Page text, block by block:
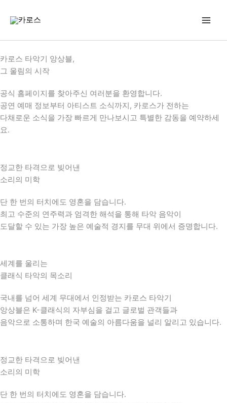
로
건
너
기
카로스 타악기 앙상블,
그 울림의 시작
공식 홈페이지를 찾아주신 여러분을 환영합니다.
공연 예매 정보부터 아티스트 소식까지, 카로스가 전하는
다채로운 소식을 가장 빠르게 만나보시고 특별한 감동을 예약하세
요.
정교한 타격으로 빚어낸
소리의 미학
단 한 번의 터치에도 영혼을 담습니다.
최고 수준의 연주력과 엄격한 해석을 통해 타악 음악이
도달할 수 있는 가장 높은 예술적 경지를 무대 위에서 증명합니다.
세계를 울리는
클래식 타악의 목소리
국내를 넘어 세계 무대에서 인정받는 카로스 타악기
앙상블은 K-클래식의 자부심을 걸고 글로벌 관객들과
음악으로 소통하며 한국 예술의 아름다움을 널리 알리고 있습니다.
정교한 타격으로 빚어낸
소리의 미학
단 한 번의 터치에도 영혼을 담습니다.